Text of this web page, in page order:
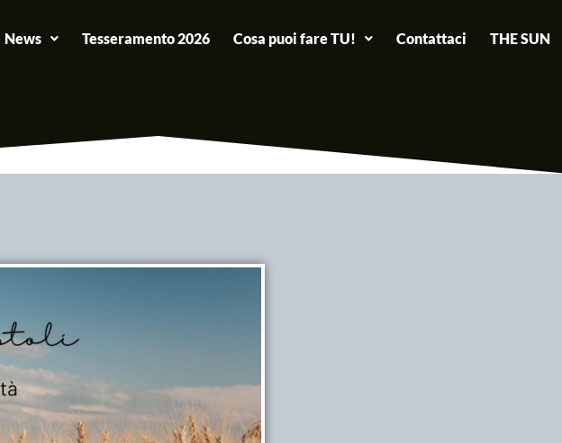
News Tesseramento 2026 Cosa puoi fare TU! Contattaci THE SUN